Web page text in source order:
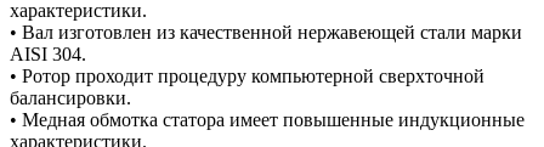
характеристики.
• Вал изготовлен из качественной нержавеющей стали марки
AISI 304.
• Ротор проходит процедуру компьютерной сверхточной
балансировки.
• Медная обмотка статора имеет повышенные индукционные
характеристики.